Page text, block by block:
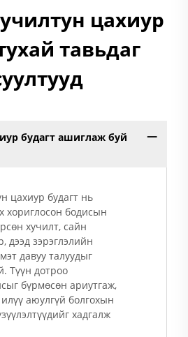
цахиур
тавьдаг
будагт ашиглаж буй
цахиур будагт нь
хориглосон бодисын
хучилт, сайн
дээд зэрэглэлийн
давуу талуудыг
Түүн дотроо
бүрмөсөн ариутгаж,
аюулгүй болгохын
хадгалж